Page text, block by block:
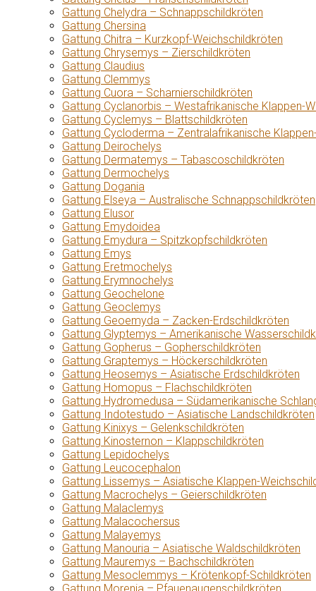
Gattung Chelydra – Schnappschildkröten
Gattung Chersina
Gattung Chitra – Kurzkopf-Weichschildkröten
Gattung Chrysemys – Zierschildkröten
Gattung Claudius
Gattung Clemmys
Gattung Cuora – Scharnierschildkröten
Gattung Cyclanorbis – Westafrikanische Klappen-
Gattung Cyclemys – Blattschildkröten
Gattung Cycloderma – Zentralafrikanische
Gattung Deirochelys
Gattung Dermatemys – Tabascoschildkröten
Gattung Dermochelys
Gattung Dogania
Gattung Elseya – Australische Schnappschildkröten
Gattung Elusor
Gattung Emydoidea
Gattung Emydura – Spitzkopfschildkröten
Gattung Emys
Gattung Eretmochelys
Gattung Erymnochelys
Gattung Geochelone
Gattung Geoclemys
Gattung Geoemyda – Zacken-Erdschildkröten
Gattung Glyptemys – Amerikanische
Gattung Gopherus – Gopherschildkröten
Gattung Graptemys – Höckerschildkröten
Gattung Heosemys – Asiatische Erdschildkröten
Gattung Homopus – Flachschildkröten
Gattung Hydromedusa – Südamerikanische
Gattung Indotestudo – Asiatische Landschildkröten
Gattung Kinixys – Gelenkschildkröten
Gattung Kinosternon – Klappschildkröten
Gattung Lepidochelys
Gattung Leucocephalon
Gattung Lissemys – Asiatische Klappen-
Gattung Macrochelys – Geierschildkröten
Gattung Malaclemys
Gattung Malacochersus
Gattung Malayemys
Gattung Manouria – Asiatische Waldschildkröten
Gattung Mauremys – Bachschildkröten
Gattung Mesoclemmys – Krötenkopf-Schildkröten